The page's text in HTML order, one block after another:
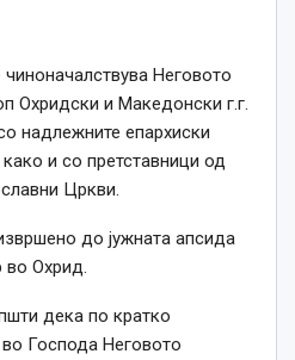
чиноначалствува Неговото
Охридски и Македонски г.г.
надлежните епархиски
и со претставници од
Цркви.
до јужната апсида
во Охрид.
дека по кратко
Господа Неговото